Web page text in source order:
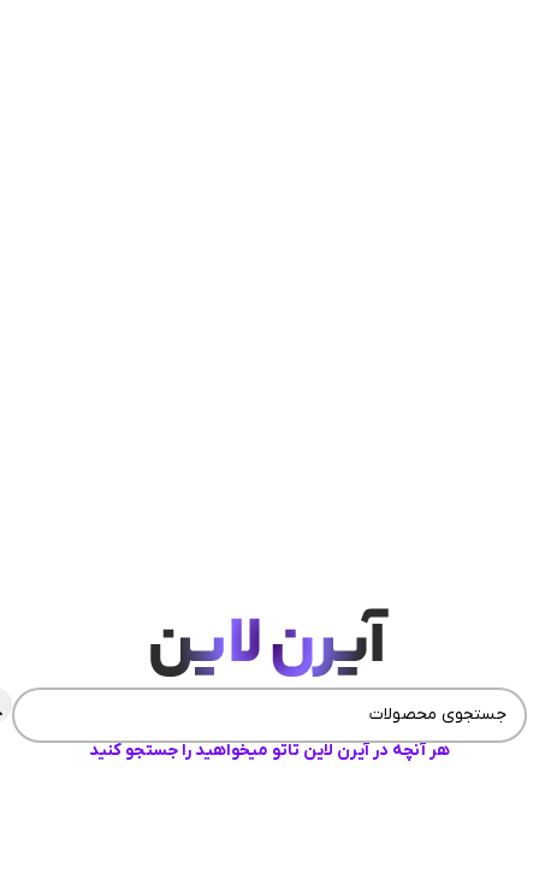
هر آنچه در آیرن لاین تاتو میخواهید را جستجو کنید